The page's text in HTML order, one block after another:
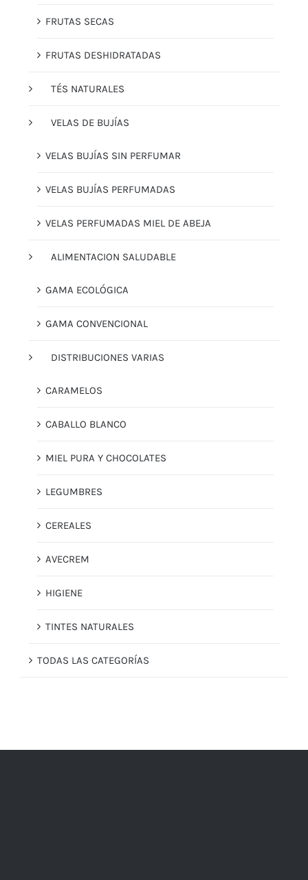
FRUTAS SECAS
FRUTAS DESHIDRATADAS
TÉS NATURALES
VELAS DE BUJÍAS
VELAS BUJÍAS SIN PERFUMAR
VELAS BUJÍAS PERFUMADAS
VELAS PERFUMADAS MIEL DE ABEJA
ALIMENTACION SALUDABLE
GAMA ECOLÓGICA
GAMA CONVENCIONAL
DISTRIBUCIONES VARIAS
CARAMELOS
CABALLO BLANCO
MIEL PURA Y CHOCOLATES
LEGUMBRES
CEREALES
AVECREM
HIGIENE
TINTES NATURALES
TODAS LAS CATEGORÍAS